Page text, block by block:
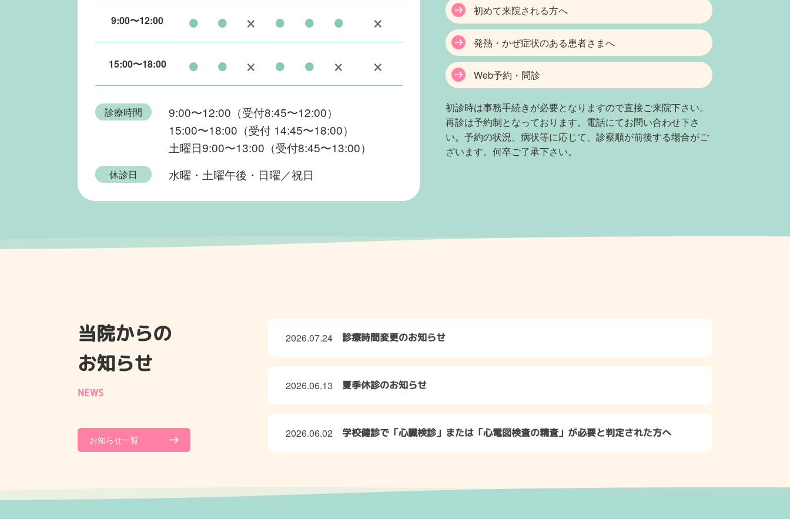
9:00〜12:00 ● ● × ● ● ● ×
15:00〜18:00 ● ● × ● ● × ×
診療時間
9:00〜12:00（受付8:45〜12:00）
15:00〜18:00（受付 14:45〜18:00）
土曜日9:00〜13:00（受付8:45〜13:00）
休診日 水曜・土曜午後・日曜／祝日
初めて来院される方へ
発熱・かぜ症状のある患者さまへ
Web予約・問診
初診時は事務手続きが必要となりますので直接ご来院下さい。
再診は予約制となっております。電話にてお問い合わせ下さ
い。予約の状況、病状等に応じて、診察順が前後する場合がご
ざいます。何卒ご了承下さい。
当院からの
お知らせ
NEWS
2026.07.24 診療時間変更のお知らせ
2026.06.13 夏季休診のお知らせ
2026.06.02 学校健診で「心臓検診」または「心電図検査の精査」が必要と判定された方へ
お知らせ一覧